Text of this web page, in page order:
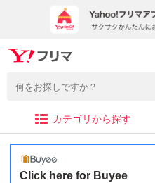
カテゴリから探す
Click here for Buyee